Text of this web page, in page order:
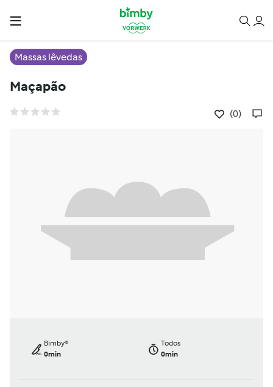
Massas lêvedas
Maçapão
(0)
Bimby®
0min
Todos
0min